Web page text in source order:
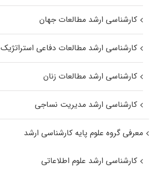
کارشناسی ارشد مطالعات جهان
کارشناسی ارشد مطالعات دفاعی استراتژیک
کارشناسی ارشد مطالعات زنان
کارشناسی ارشد مدیریت نساجی
معرفی گروه علوم پایه کارشناسی ارشد
کارشناسی ارشد علوم اطلاعاتی